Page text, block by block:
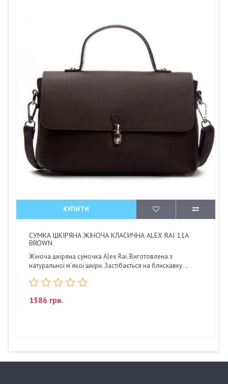
КУПИТИ
СУМКА ШКІРЯНА ЖІНОЧА КЛАСИЧНА ALEX RAI 11A
BROWN
Жіноча шкіряна сумочка Alex Rai. Виготовлена з
натуральної м'якої шкіри. Застібається на блискавку. ..
1386 грн.